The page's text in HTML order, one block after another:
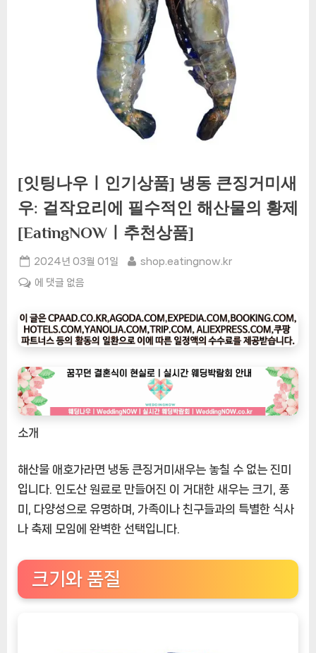
[잇팅나우ㅣ인기상품] 냉동 큰징거미새
우: 걸작요리에 필수적인 해산물의 황제
[EatingNOWㅣ추천상품]
Posted
on
2024년 03월 01일 By
shop.eatingnow.kr
[잇
나
우
ㅣ
인
기
상
품]
냉
큰
징
거
새
걸
작
요
에 댓글 없음
소개
해산물 애호가라면 냉동 큰징거미새우는 놓칠 수 없는 진미
입니다. 인도산 원료로 만들어진 이 거대한 새우는 크기, 풍
미, 다양성으로 유명하며, 가족이나 친구들과의 특별한 식사
나 축제 모임에 완벽한 선택입니다.
크기와 품질